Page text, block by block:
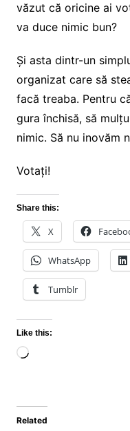
văzut că oricine ai
va duce nimic bun?
Și asta dintr-un
organizat care să
facă treaba. Pentru
gura închisă, să
nimic. Să nu inovăm
Votați!
Share this:
X
WhatsApp
Tumblr
Like this:
Loading…
Related